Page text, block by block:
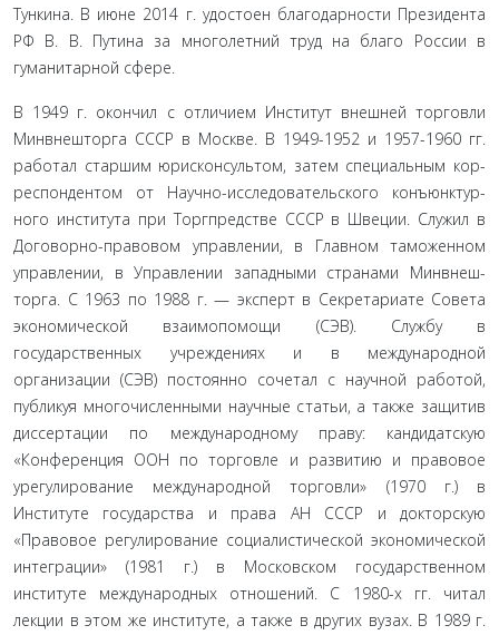
Тункина. В июне 2014 г. удостоен благодарности Прези­дента
РФ В. В. Путина за многолетний труд на благо России в
гуманитарной сфере.
В 1949 г. окончил с отличием Институт внешней торговли
Минвнешторга СССР в Москве. В 1949-1952 и 1957-1960 гг.
работал старшим юрисконсультом, затем специальным кор­
респондентом от Научно-исследовательского конъюнктур­
ного института при Торгпредстве СССР в Швеции. Служил в
Договорно-правовом управлении, в Главном таможенном
управлении, в Управлении западными странами Минвнеш­
торга. С 1963 по 1988 г. — эксперт в Секретариате Совета
эко­номической взаимопомощи (СЭВ). Службу в
государственных учреждениях и в международной
организации (СЭВ) посто­янно сочетал с научной работой,
публикуя многочисленными научные статьи, а также защитив
диссертации по междуна­родному праву: кандидатскую
«Конференция ООН по тор­говле и развитию и правовое
урегулирование международной торговли» (1970 г.) в
Институте государства и права АН СССР и докторскую
«Правовое регулирование социалистической экономической
интеграции» (1981 г.) в Московском государ­ственном
институте международных отношений. С 1980-х гг. читал
лекции в этом же институте, а также в других вузах. В 1989 г.